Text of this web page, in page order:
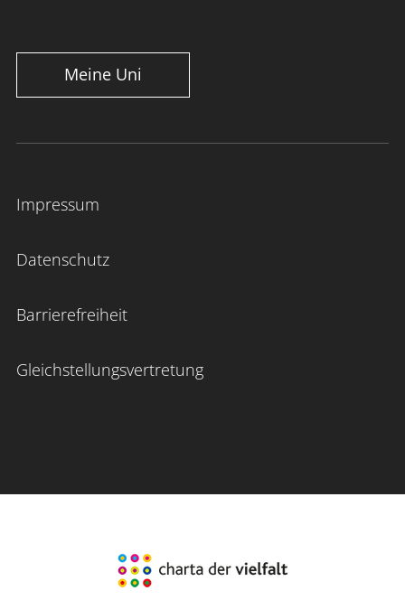
Meine Uni
Impressum
Datenschutz
Barrierefreiheit
Gleichstellungsvertretung